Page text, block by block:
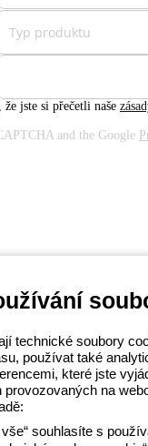
jste si přečetli naše
and the Google
roku 2025 a jeho
komplexitu do
potřeb.Zjistěte více o
+420
technické soubory
používat také
které jste
na
souhlasíte s